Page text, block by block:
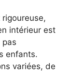
intérieur est
pas
enfants.
variées, de